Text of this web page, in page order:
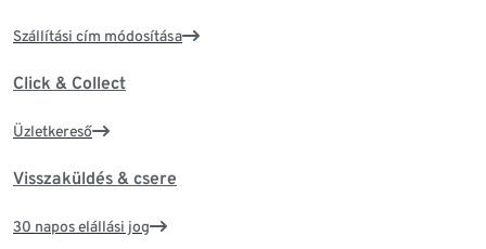
Szállítási cím módosítása
Click & Collect
Üzletkereső
Visszaküldés & csere
30 napos elállási jog